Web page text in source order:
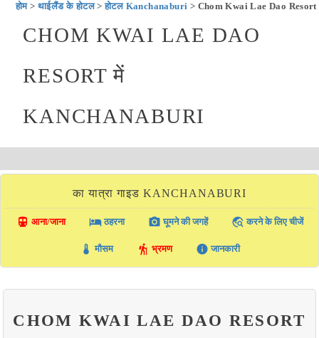
होम>थाईलैंड के होटल>होटल Kanchanaburi > Chom Kwai Lae Dao Resort
CHOM KWAI LAE DAO
RESORT में
KANCHANABURI
का यात्रा गाइड KANCHANABURI
directions_transit आना/जाना local_hotelठहरना photo_camera घूमने की जगहें travel_explore करने के लिए चीजें
thermostat मौसम hiking भ्रमण info जानकारी
CHOM KWAI LAE DAO RESORT